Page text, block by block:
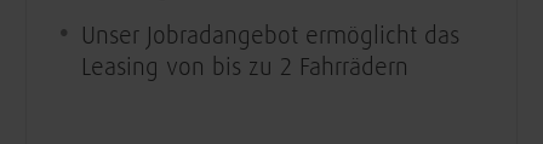
Unser Jobradangebot ermöglicht das
Leasing von bis zu 2 Fahrrädern